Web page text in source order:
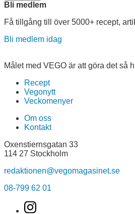
Bli medlem
Få tillgång till över 5000+ recept,
Bli medlem idag
Målet med VEGO är att göra det så
Recept
Vegonytt
Veckomenyer
Om oss
Kontakt
Oxenstiernsgatan 33
114 27 Stockholm
redaktionen@vegomagasinet.se
08-799 62 01